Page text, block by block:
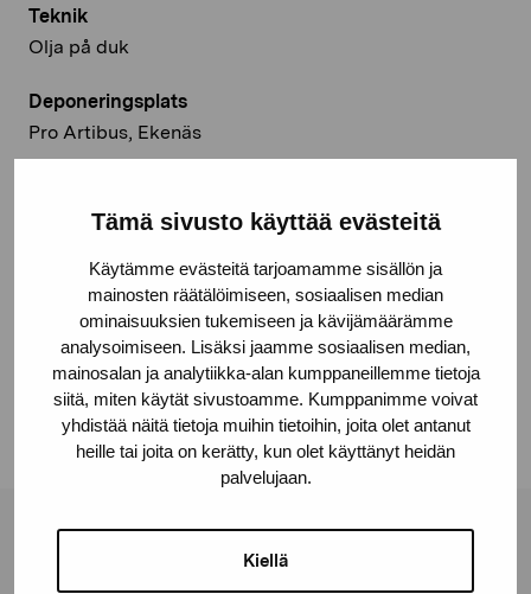
Tämä sivusto käyttää evästeitä
Käytämme evästeitä tarjoamamme sisällön ja
mainosten räätälöimiseen, sosiaalisen median
ominaisuuksien tukemiseen ja kävijämäärämme
analysoimiseen. Lisäksi jaamme sosiaalisen median,
mainosalan ja analytiikka-alan kumppaneillemme tietoja
siitä, miten käytät sivustoamme. Kumppanimme voivat
yhdistää näitä tietoja muihin tietoihin, joita olet antanut
heille tai joita on kerätty, kun olet käyttänyt heidän
palvelujaan.
Kiellä
Teknik
Olja på duk
Deponeringsplats
Pro Artibus, Ekenäs
Facebook
Linkedin
Stiftelsen Pro Artibus